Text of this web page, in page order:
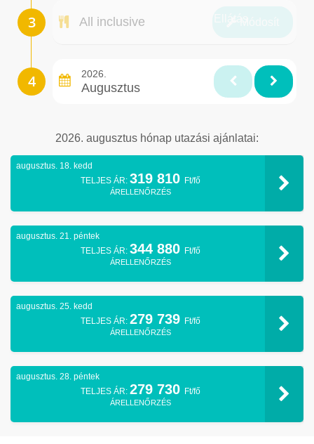
All inclusive
2026.
Augusztus
2026. augusztus hónap utazási ajánlatai:
augusztus. 18. kedd
TELJES ÁR: 319 810 Ft/fő
ÁRELLENŐRZÉS
augusztus. 21. péntek
TELJES ÁR: 344 880 Ft/fő
ÁRELLENŐRZÉS
augusztus. 25. kedd
TELJES ÁR: 279 739 Ft/fő
ÁRELLENŐRZÉS
augusztus. 28. péntek
TELJES ÁR: 279 730 Ft/fő
ÁRELLENŐRZÉS